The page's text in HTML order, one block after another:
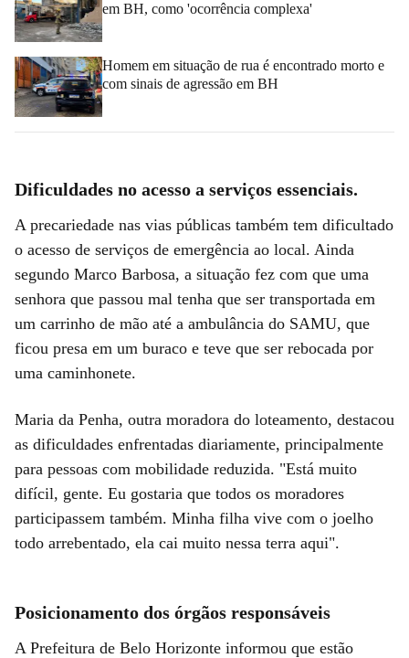
em BH, como 'ocorrência complexa'
Homem em situação de rua é encontrado morto e
com sinais de agressão em BH
Dificuldades no acesso a serviços essenciais.
A precariedade nas vias públicas também tem dificultado
o acesso de serviços de emergência ao local. Ainda
segundo Marco Barbosa, a situação fez com que uma
senhora que passou mal tenha que ser transportada em
um carrinho de mão até a ambulância do SAMU, que
ficou presa em um buraco e teve que ser rebocada por
uma caminhonete.
Maria da Penha, outra moradora do loteamento, destacou
as dificuldades enfrentadas diariamente, principalmente
para pessoas com mobilidade reduzida. "Está muito
difícil, gente. Eu gostaria que todos os moradores
participassem também. Minha filha vive com o joelho
todo arrebentado, ela cai muito nessa terra aqui".
Posicionamento dos órgãos responsáveis
A Prefeitura de Belo Horizonte informou que estão